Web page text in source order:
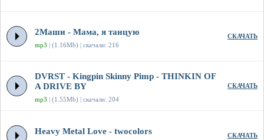
2Маши - Мама, я танцую
mp3 | (1.16Mb) | скачали: 216
СКАЧАТЬ
DVRST - Kingpin Skinny Pimp - THINKIN OF
A DRIVE BY
mp3 | (1.55Mb) | скачали: 204
СКАЧАТЬ
Heavy Metal Love - twocolors СКАЧАТЬ